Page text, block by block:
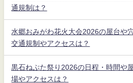
通規制は？
水郷おみがわ花火大会2026の屋台や
交通規制やアクセスは？
黒石ねぷた祭り2026の日程・時間や
場やアクセスは？